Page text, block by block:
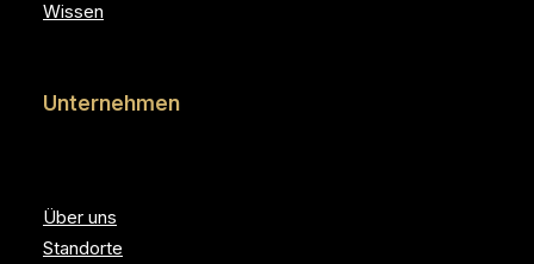
Wissen
Unternehmen
Über uns
Standorte